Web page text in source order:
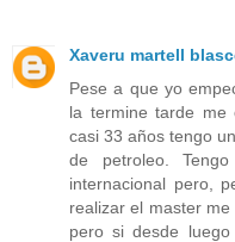
Xaveru martell
Pese a que yo
la termine tarde me
casi 33 años tengo
de petroleo.
internacional pero,
realizar el master
pero si desde